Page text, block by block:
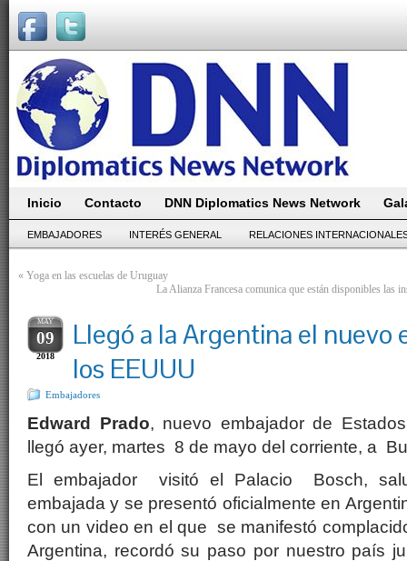
Inicio Contacto DNN Diplomatics News Network
EMBAJADORES INTERÉS GENERAL RELACIONES
« Yoga en las escuelas de Uruguay
La Alianza Francesa comunica que están disponibles las
MAY
09
2018
Llegó a la Argentina el nuevo
los EEUUU
Embajadores
Edward Prado, nuevo embajador de
llegó ayer, martes 8 de mayo del corriente, a
El embajador visitó el Palacio Bosch,
embajada y se presentó oficialmente en
con un video en el que se manifestó
Argentina, recordó su paso por nuestro país